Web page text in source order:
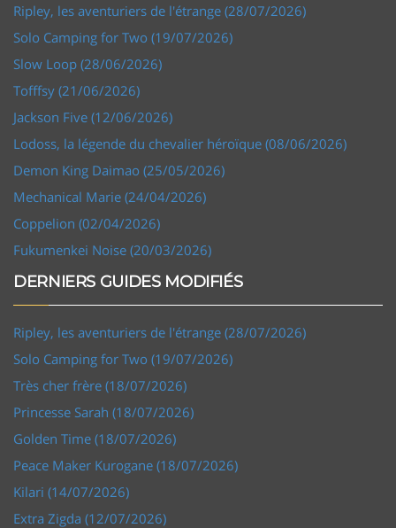
Ripley, les aventuriers de l'étrange (28/07/2026)
Solo Camping for Two (19/07/2026)
Slow Loop (28/06/2026)
Tofffsy (21/06/2026)
Jackson Five (12/06/2026)
Lodoss, la légende du chevalier héroïque (08/06/2026)
Demon King Daimao (25/05/2026)
Mechanical Marie (24/04/2026)
Coppelion (02/04/2026)
Fukumenkei Noise (20/03/2026)
DERNIERS GUIDES MODIFIÉS
Ripley, les aventuriers de l'étrange (28/07/2026)
Solo Camping for Two (19/07/2026)
Très cher frère (18/07/2026)
Princesse Sarah (18/07/2026)
Golden Time (18/07/2026)
Peace Maker Kurogane (18/07/2026)
Kilari (14/07/2026)
Extra Zigda (12/07/2026)